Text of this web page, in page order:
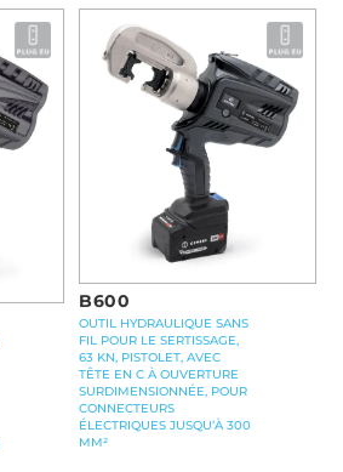
B600
OUTIL HYDRAULIQUE SANS
FIL POUR LE SERTISSAGE,
63 KN, PISTOLET, AVEC
TÊTE EN C À OUVERTURE
SURDIMENSIONNÉE, POUR
CONNECTEURS
ÉLECTRIQUES JUSQU’À 300
MM²